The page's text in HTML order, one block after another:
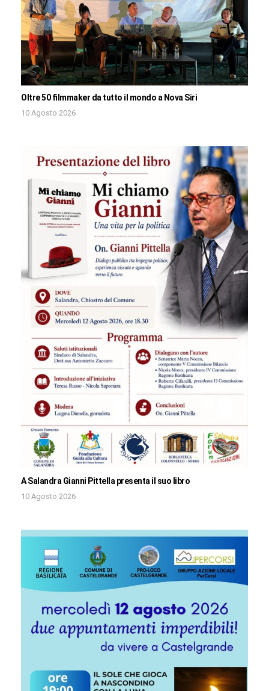
Oltre 50 filmmaker da tutto il mondo a Nova Siri
10 Agosto 2026
A Salandra Gianni Pittella presenta il suo libro
10 Agosto 2026